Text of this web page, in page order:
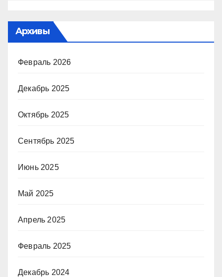
Архивы
Февраль 2026
Декабрь 2025
Октябрь 2025
Сентябрь 2025
Июнь 2025
Май 2025
Апрель 2025
Февраль 2025
Декабрь 2024